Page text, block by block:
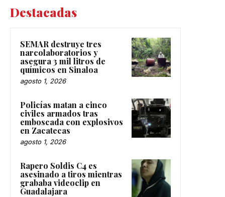
Destacadas
SEMAR destruye tres
narcolaboratorios y
asegura 3 mil litros de
químicos en Sinaloa
agosto 1, 2026
Policías matan a cinco
civiles armados tras
emboscada con explosivos
en Zacatecas
agosto 1, 2026
Rapero Soldis C4 es
asesinado a tiros mientras
grababa videoclip en
Guadalajara